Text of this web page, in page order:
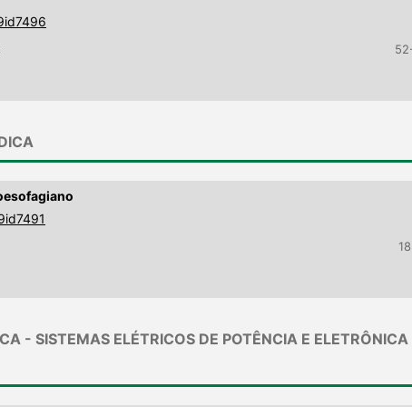
- SISTEMAS ELÉTRICOS DE POTÊNCIA E ELETRÔNICA